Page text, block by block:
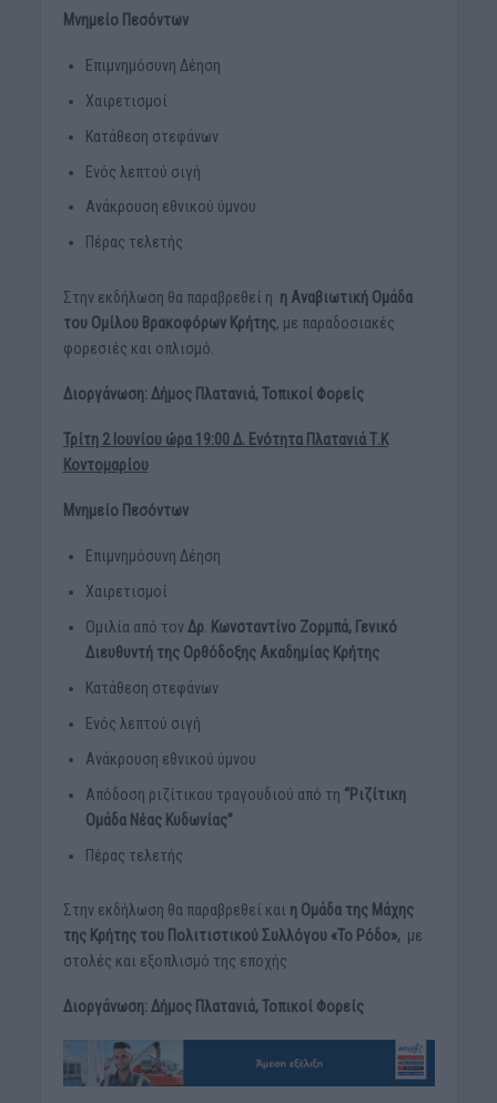
Μνημείο Πεσόντων
Επιμνημόσυνη Δέηση
Χαιρετισμοί
Κατάθεση στεφάνων
Ενός λεπτού σιγή
Ανάκρουση εθνικού ύμνου
Πέρας τελετής
Στην εκδήλωση θα παραβρεθεί η η Αναβιωτική Ομάδα
του Ομίλου Βρακοφόρων Κρήτης, με παραδοσιακές
φορεσιές και οπλισμό.
Διοργάνωση: Δήμος Πλατανιά, Τοπικοί Φορείς
Τρίτη 2 Ιουνίου ώρα 19:00 Δ. Ενότητα Πλατανιά Τ.Κ
Κοντομαρίου
Μνημείο Πεσόντων
Επιμνημόσυνη Δέηση
Χαιρετισμοί
Ομιλία από τονΔρ. Κωνσταντίνο Ζορμπά, Γενικό
Διευθυντή της Ορθόδοξης Ακαδημίας Κρήτης
Κατάθεση στεφάνων
Ενός λεπτού σιγή
Ανάκρουση εθνικού ύμνου
Απόδοση ριζίτικου τραγουδιού από τη “Ριζίτικη
Ομάδα Νέας Κυδωνίας”
Πέρας τελετής
Στην εκδήλωση θα παραβρεθεί και η Ομάδα της Μάχης
της Κρήτης του Πολιτιστικού Συλλόγου «Το Ρόδο»,με
στολές και εξοπλισμό της εποχής
Διοργάνωση: Δήμος Πλατανιά, Τοπικοί Φορείς